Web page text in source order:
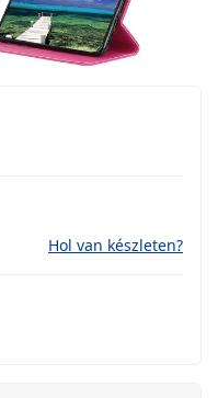
Hol van készleten?